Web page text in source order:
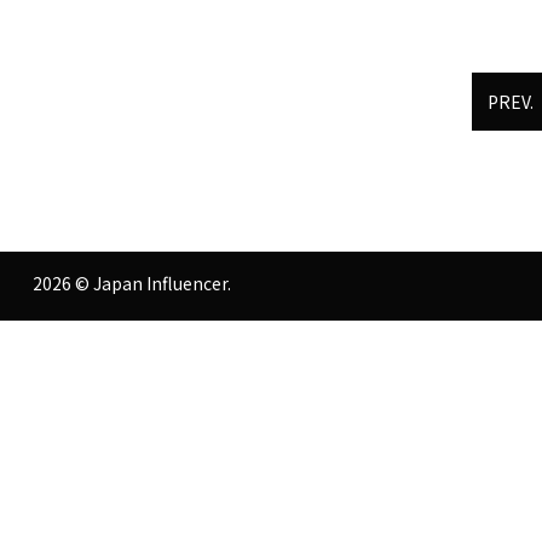
PREV.
2026 © Japan Influencer.